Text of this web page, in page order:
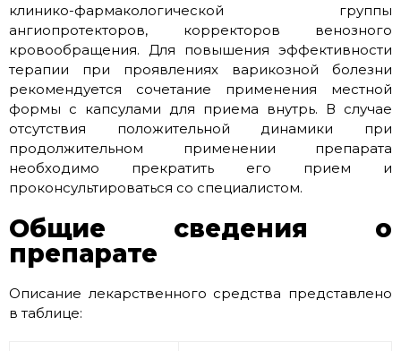
клинико-фармакологической группы
ангиопротекторов, корректоров венозного
кровообращения. Для повышения эффективности
терапии при проявлениях варикозной болезни
рекомендуется сочетание применения местной
формы с капсулами для приема внутрь. В случае
отсутствия положительной динамики при
продолжительном применении препарата
необходимо прекратить его прием и
проконсультироваться со специалистом.
Общие сведения о
препарате
Описание лекарственного средства представлено
в таблице: